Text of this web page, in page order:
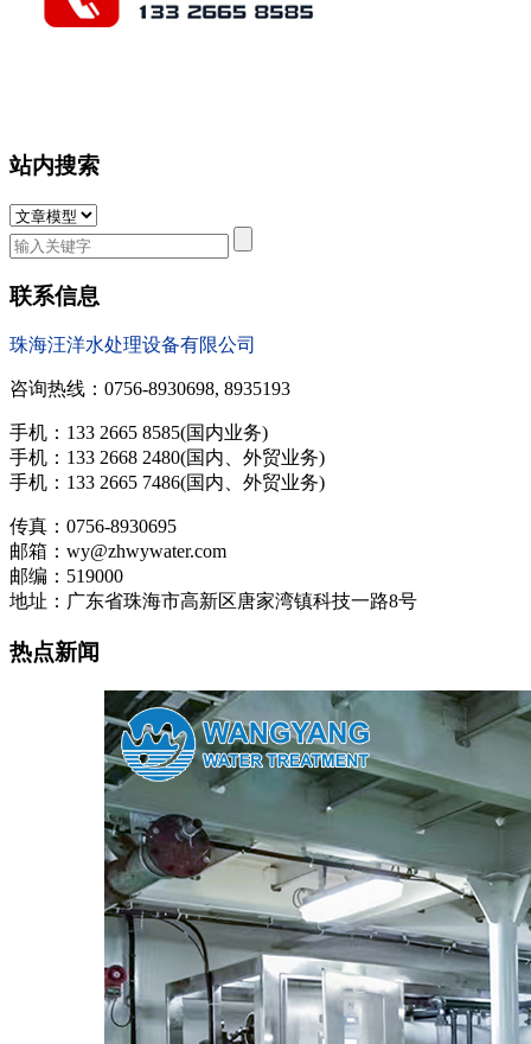
站内搜索
联系信息
珠海汪洋水处理设备有限公司
咨询热线：0756-8930698, 8935193
手机：133 2665 8585(国内业务)
手机：133 2668 2480(国内、外贸业务)
手机：133 2665 7486(国内、外贸业务)
传真：0756-8930695
邮箱：wy@zhwywater.com
邮编：519000
地址：广东省珠海市高新区唐家湾镇科技一路8号
热点新闻